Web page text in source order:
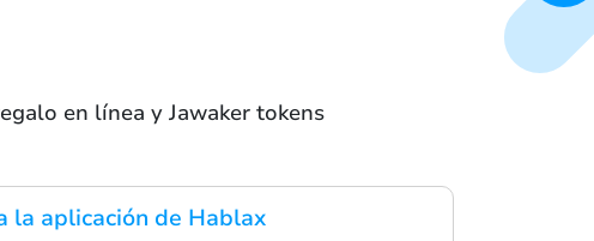
en línea y Jawaker tokens
la aplicación de Hablax